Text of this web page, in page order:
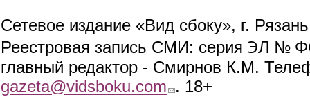
Сетевое издание «Вид сбоку», г.
Реестровая запись СМИ: серия ЭЛ №
главный редактор - Смирнов К.М.
gazeta@vidsboku.com (link sends e-mail)
. 18+